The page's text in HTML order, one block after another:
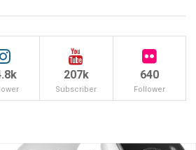
207k
Subscriber
640
Follower